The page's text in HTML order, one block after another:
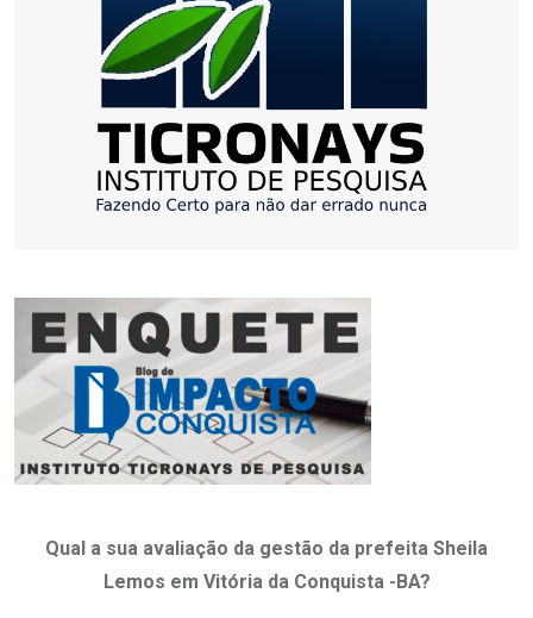
Qual a sua avaliação da gestão da prefeita Sheila
Lemos em Vitória da Conquista -BA?